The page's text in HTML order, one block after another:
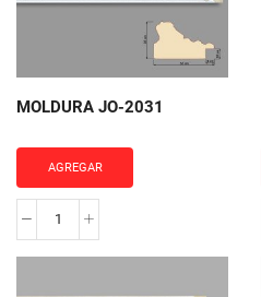
MOLDURA JO-2031
AGREGAR
MOLDURA
JO-